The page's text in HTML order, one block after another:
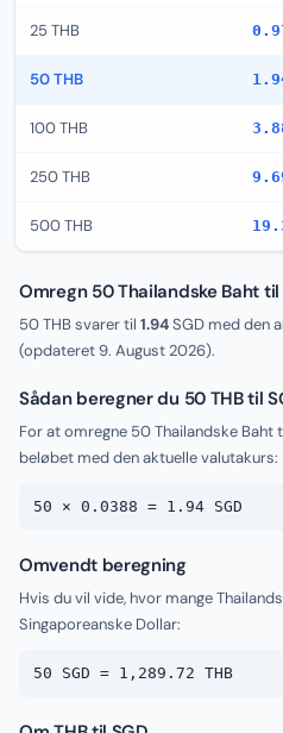
25 THB
50 THB
100 THB
250 THB
500 THB
Omregn 50 Thailandske Baht
50 THB svarer til 1.94SGD med den
(opdateret9. August 2026).
Sådan beregner du 50 THB til
For at omregne 50 Thailandske Baht
beløbet med den aktuelle valutakurs:
50 × 0.0388 = 1.94 SGD
Omvendt beregning
Hvis du vil vide, hvor mange
Singaporeanske Dollar:
50 SGD = 1,289.72 THB